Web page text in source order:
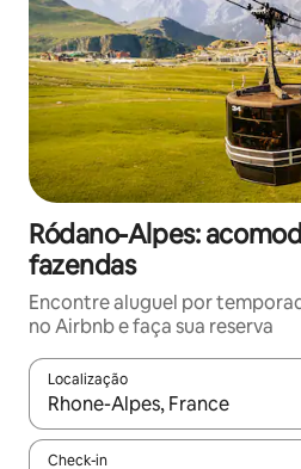
Ródano-Alpes:
fazendas
Encontre aluguel por
no Airbnb e faça sua reserva
Localização
Quando os resultados
Check-in